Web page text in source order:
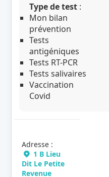
Type de test:
Mon bilan
prévention
Tests
antigéniques
Tests RT-PCR
Tests salivaires
Vaccination
Covid
Adresse :
1 B Lieu
Dit Le Petite
Revenue